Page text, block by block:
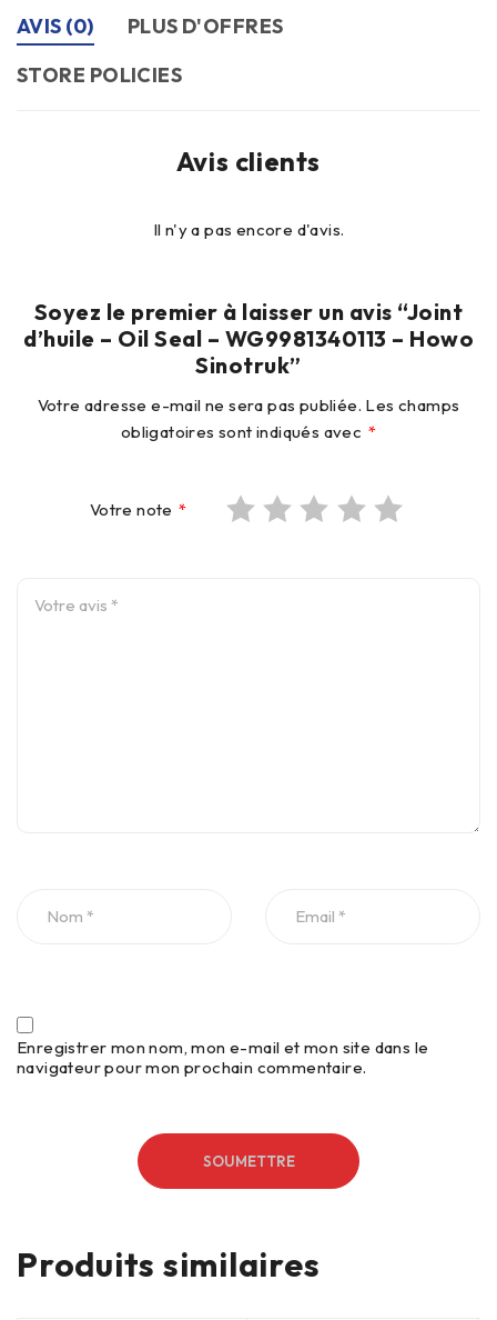
AVIS (0)
PLUS D'OFFRES
STORE POLICIES
Avis clients
Il n'y a pas encore d'avis.
Soyez le premier à laisser un avis “Joint
d’huile – Oil Seal – WG9981340113 – Howo
Sinotruk”
Votre adresse e-mail ne sera pas publiée. Les champs
obligatoires sont indiqués avec *
Votre note *
Enregistrer mon nom, mon e-mail et mon site dans le
navigateur pour mon prochain commentaire.
Produits similaires